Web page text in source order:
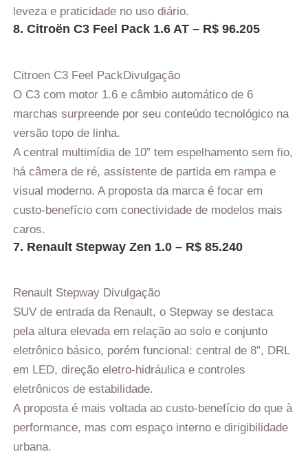
leveza e praticidade no uso diário.
8. Citroën C3 Feel Pack 1.6 AT – R$ 96.205
Citroen C3 Feel PackDivulgação
O C3 com motor 1.6 e câmbio automático de 6
marchas surpreende por seu conteúdo tecnológico na
versão topo de linha.
A central multimídia de 10” tem espelhamento sem fio,
há câmera de ré, assistente de partida em rampa e
visual moderno. A proposta da marca é focar em
custo-benefício com conectividade de modelos mais
caros.
7. Renault Stepway Zen 1.0 – R$ 85.240
Renault Stepway Divulgação
SUV de entrada da Renault, o Stepway se destaca
pela altura elevada em relação ao solo e conjunto
eletrônico básico, porém funcional: central de 8”, DRL
em LED, direção eletro-hidráulica e controles
eletrônicos de estabilidade.
A proposta é mais voltada ao custo-benefício do que à
performance, mas com espaço interno e dirigibilidade
urbana.